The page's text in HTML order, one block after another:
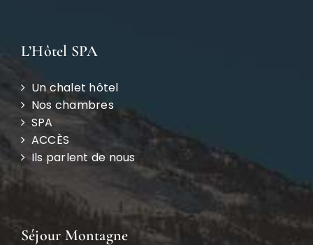
L’Hôtel SPA
Un chalet hôtel
Nos chambres
SPA
ACCÈS
Ils parlent de nous
Séjour Montagne